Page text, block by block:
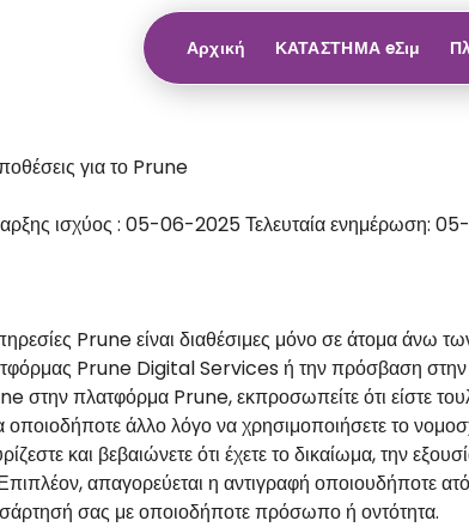
Αρχική ΚΑΤΑΣΤΗΜΑ eΣιμ
για το Prune
ισχύος : 05-06-2025 Τελευταία ενημέρωση:
Prune είναι διαθέσιμες μόνο σε άτομα άνω
Prune Digital Services ή την πρόσβαση
στην πλατφόρμα Prune, εκπροσωπείτε ότι είστε
οποιοδήποτε άλλο λόγο να χρησιμοποιήσετε το
και βεβαιώνετε ότι έχετε το δικαίωμα, την
απαγορεύεται η αντιγραφή οποιουδήποτε
σας με οποιοδήποτε πρόσωπο ή οντότητα.